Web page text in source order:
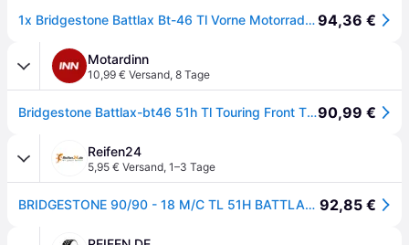
1x Bridgestone Battlax Bt-46 Tl Vorne Motorradreifen 90 18 Zoll 51h Reifen94,36 €
Motardinn
10,99 € Versand, 8 Tage
Bridgestone Battlax-bt46 51h Tl Touring Front Tire Schwarz 90 / 90 / R1890,99 €
Reifen24
5,95 € Versand, 1–3 Tage
BRIDGESTONE 90/90 - 18 M/C TL 51H BATTLAX BT46 92,85 €